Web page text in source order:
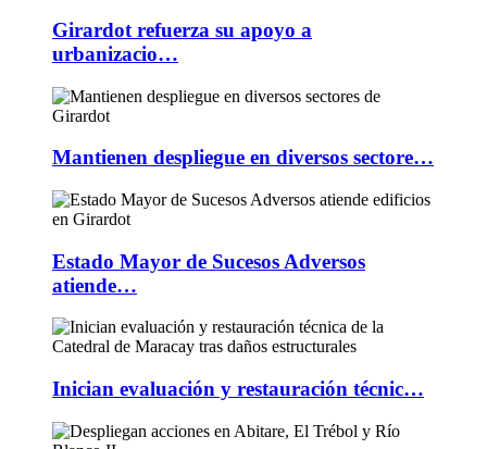
Girardot refuerza su apoyo a
urbanizacio…
Mantienen despliegue en diversos sectore…
Estado Mayor de Sucesos Adversos
atiende…
Inician evaluación y restauración técnic…